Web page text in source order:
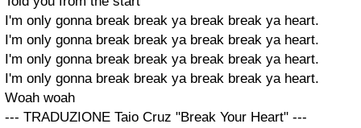
I'm only gonna break break ya break break ya heart.
I'm only gonna break break ya break break ya heart.
I'm only gonna break break ya break break ya heart.
I'm only gonna break break ya break break ya heart.
Woah woah
--- TRADUZIONE Taio Cruz "Break Your Heart" ---